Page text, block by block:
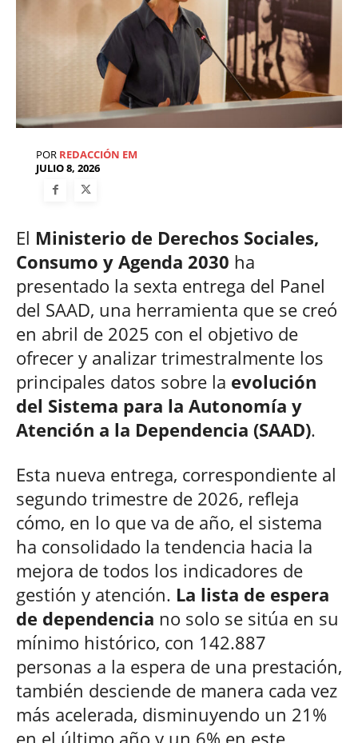
POR REDACCIÓN EM
JULIO 8, 2026
El Ministerio de Derechos Sociales,
Consumo y Agenda 2030 ha
presentado la sexta entrega del Panel
del SAAD, una herramienta que se creó
en abril de 2025 con el objetivo de
ofrecer y analizar trimestralmente los
principales datos sobre la evolución
del Sistema para la Autonomía y
Atención a la Dependencia (SAAD).
Esta nueva entrega, correspondiente al
segundo trimestre de 2026, refleja
cómo, en lo que va de año, el sistema
ha consolidado la tendencia hacia la
mejora de todos los indicadores de
gestión y atención. La lista de espera
de dependencia no solo se sitúa en su
mínimo histórico, con 142.887
personas a la espera de una prestación,
también desciende de manera cada vez
más acelerada, disminuyendo un 21%
en el último año y un 6% en este